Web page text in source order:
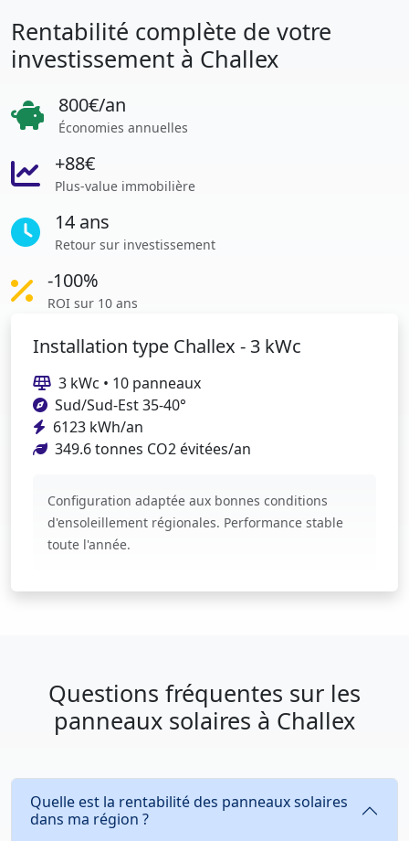
Rentabilité complète de votre
investissement à Challex
800€/an
Économies annuelles
+88€
Plus-value immobilière
14 ans
Retour sur investissement
-100%
ROI sur 10 ans
Installation type Challex - 3 kWc
3 kWc • 10 panneaux
Sud/Sud-Est 35-40°
6123 kWh/an
349.6 tonnes CO2 évitées/an
Configuration adaptée aux bonnes conditions
d'ensoleillement régionales. Performance stable
toute l'année.
Questions fréquentes sur les
panneaux solaires à Challex
Quelle est la rentabilité des panneaux solaires
dans ma région ?